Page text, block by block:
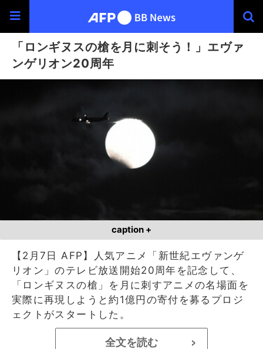
「ロンギヌスの槍を月に刺そう！」エヴァ
ンゲリオン20周年
caption +
【2月7日 AFP】人気アニメ「新世紀エヴァンゲ
リオン」のテレビ放送開始20周年を記念して、
「ロンギヌスの槍」を月に刺すアニメの名場面を
実際に再現しようと約1億円の寄付を募るプロジ
ェクトがスタートした。
全文を読む >